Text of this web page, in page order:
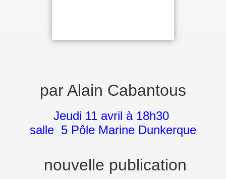
par Alain Cabantous
Jeudi 11 avril à 18h30
salle 5 Pôle Marine Dunkerque
nouvelle publication